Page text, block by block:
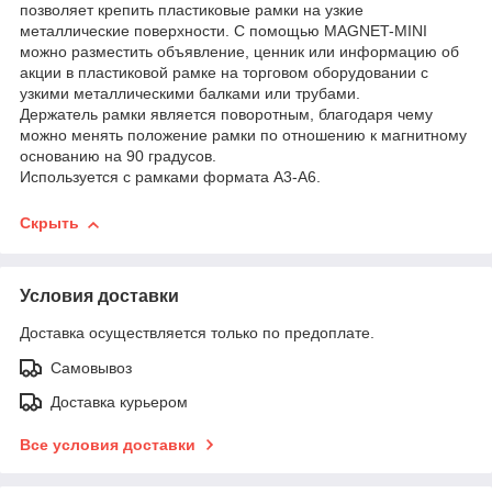
позволяет крепить пластиковые рамки на узкие
металлические поверхности. С помощью MAGNET-MINI
можно разместить объявление, ценник или информацию об
акции в пластиковой рамке на торговом оборудовании с
узкими металлическими балками или трубами.
Держатель рамки является поворотным, благодаря чему
можно менять положение рамки по отношению к магнитному
основанию на 90 градусов.
Используется с рамками формата А3-А6.
Скрыть
Условия доставки
Доставка осуществляется только по предоплате.
Самовывоз
Доставка курьером
Все условия доставки